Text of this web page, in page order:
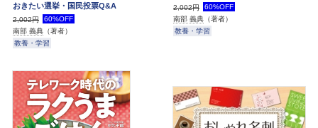
おきたい選挙・国民投票Q&A
2,002円
60%OFF
南部 義典 （著者）
教養・学習
2,002円
60%OFF
南部 義典 （著者）
教養・学習